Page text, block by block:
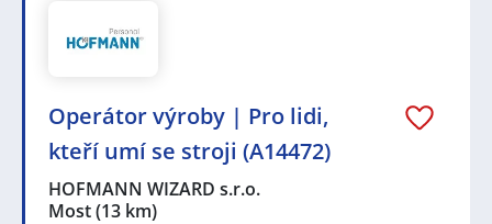
Operátor výroby | Pro lidi,
kteří umí se stroji (A14472)
HOFMANN WIZARD s.r.o.
Most(13 km)